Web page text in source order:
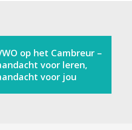
op het Cambreur –
voor leren,
voor jou